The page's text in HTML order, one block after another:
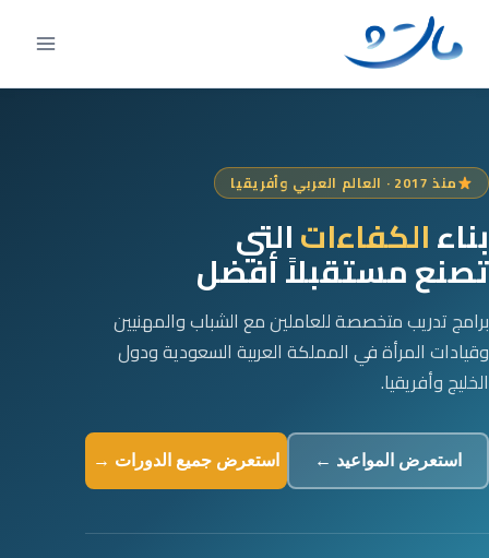
content
منذ 2017 · العالم العربي وأفريقيا
بناءالكفاءاتالتي
تصنع مستقبلاً أفضل
برامج تدريب متخصصة للعاملين مع الشباب والمهنيين
وقيادات المرأة في المملكة العربية السعودية ودول
الخليج وأفريقيا.
استعرض جميع الدورات → استعرض المواعيد ←